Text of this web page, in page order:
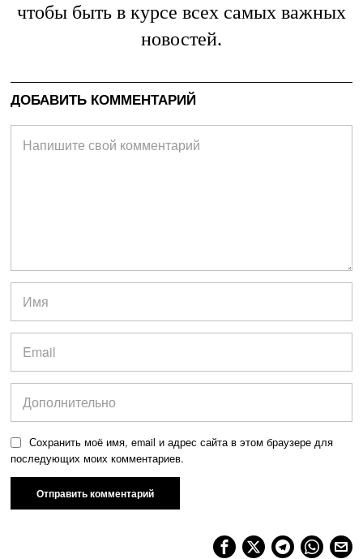
чтобы быть в курсе всех самых важных
новостей.
ДОБАВИТЬ КОММЕНТАРИЙ
Сохранить моё имя, email и адрес сайта в этом браузере для
последующих моих комментариев.